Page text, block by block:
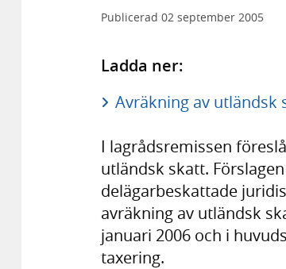
Publicerad 02 september 2005
Ladda ner:
Avräkning av utländsk
I lagrådsremissen
utländsk skatt.
delägarbeskattade
avräkning av utländsk
januari 2006 och i
taxering.